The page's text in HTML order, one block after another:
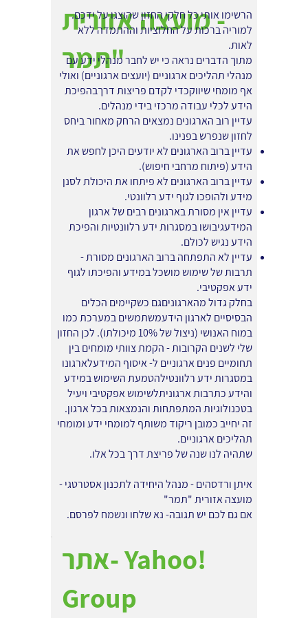
- מועצה אזורית
"תמר
הרשימו אותי כל חלקי החזון שהוצגו על ידכם.
למוריה ברכות על החלוציות וההתמדה ללא
לאות.
מתוך הדברים נראה כי יש לחבר מנהלי ידע עם
מנהלי תהליכים ארגוניים (יועצים ארגוניים) ואולי
אף מומחי שיווקכדי לקדם פריצות דרךבהפיכת
הידע לכלי עבודה מרכזי בידי מנהלים.
עדיין רוב הארגונים נמצאים הרחק מאחור ביחס
לחזון שנפרש בפנינו.
עדיין ברוב הארגונים לא יודעים היכן לחפש את
הידע (פיתוח מרחבי חיפוש).
עדיין ברוב הארגונים לא פיתחו את היכולת לסנן
מידע ולהופכו לגוף ידע רלוונטי.
עדיין אין מסורת בארגונים רבים של ארגון
המידעגיבושו במסגרות ידע רלוונטיות והפיכת
הידע נגיש לכולם.
עדיין לא התפתחה ברוב הארגונים מסורת -
תרבות של שימוש מושכל במידע והפיכתו לגוף
ידע אפקטיבי.
בחלק גדול מהארגוניםגם כשקיימים הכלים
הבסיסיים לארגון הידעמשתמשים במערכת כמו
במוח האנושי (ניצול של 10% מיכולתו). לכן החזון
שלי לשנים הקרובות - הקמת צוותי מומחים בין
תחומיים פנים ארגוניים ל- איסוף המידעלארגונו
במסגרות ידע רלוונטילהטמעת השימוש במידע
והידע כתרבות ארגוניתלשימוש אפקטיבי ויעיל
בטכנולוגיות המתפתחות והנמצאות בכל ארגון.
זה יחייב כמובן ריקוד משותף למומחי ידע ומומחי
תהליכים ארגוניים.
שתהיה לנו שנה של פריצת דרך בכל אלו.
איתן ורדסהים - מנהל היחידה לתכנון אסטרטגי -
מועצה אזורית "תמר"
אם גם לכם יש תגובה- נא שלחו ונשמח לפרסם.
אתר- Yahoo!
Group